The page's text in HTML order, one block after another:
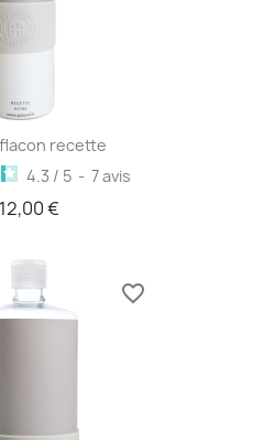
recette
4.3 / 5 - 7avis
12,00 €
favorite_border